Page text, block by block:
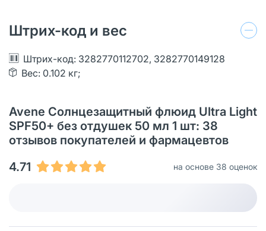
Штрих-код и вес
Штрих-код: 3282770112702, 3282770149128
Вес: 0.102 кг;
Avene Cолнцезащитный флюид Ultra Light
SPF50+ без отдушек 50 мл 1 шт: 38
отзывов покупателей и фармацевтов
4.71
на основе 38 оценок